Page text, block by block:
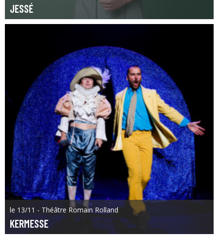
JESSÉ
le 13/11 - Théâtre Romain Rolland
KERMESSE